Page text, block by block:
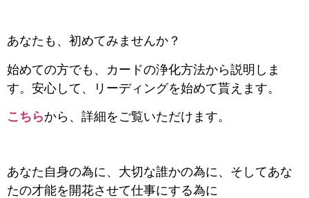
あなたも、初めてみませんか？
始めての方でも、カードの浄化方法から説明しま
す。 安心して、リーディングを始めて貰えます。
こちらから、詳細をご覧いただけます。
あなた自身の為に、大切な誰かの為に、そしてあな
たの才能を開花させて仕事にする為に